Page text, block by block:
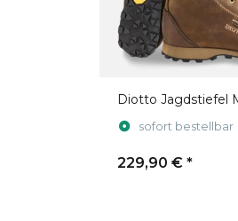
Diotto Jagdstiefel
sofort bestellbar
229,90 € *